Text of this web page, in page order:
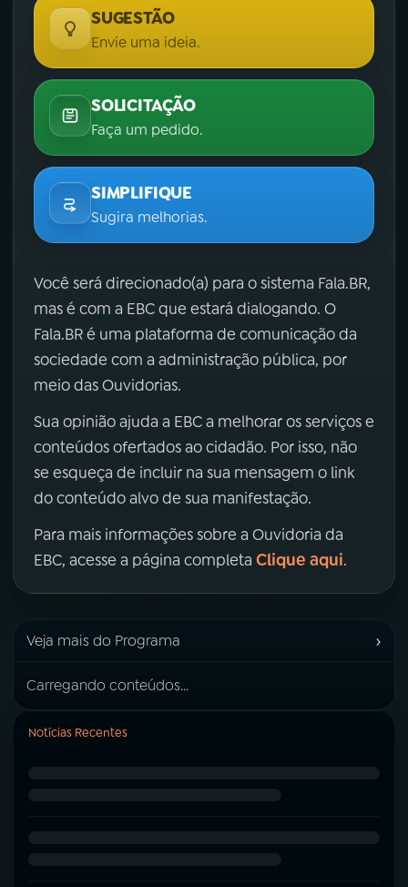
SUGESTÃO
Envie uma ideia.
SOLICITAÇÃO
Faça um pedido.
SIMPLIFIQUE
Sugira melhorias.
Você será direcionado(a) para o sistema Fala.BR,
mas é com a EBC que estará dialogando. O
Fala.BR é uma plataforma de comunicação da
sociedade com a administração pública, por
meio das Ouvidorias.
Sua opinião ajuda a EBC a melhorar os serviços e
conteúdos ofertados ao cidadão. Por isso, não
se esqueça de incluir na sua mensagem o link
do conteúdo alvo de sua manifestação.
Para mais informações sobre a Ouvidoria da
EBC, acesse a página completa Clique aqui.
Veja mais do Programa ›
Carregando conteúdos...
Notícias Recentes